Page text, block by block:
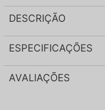
DESCRIÇÃO
ESPECIFICAÇÕES
AVALIAÇÕES